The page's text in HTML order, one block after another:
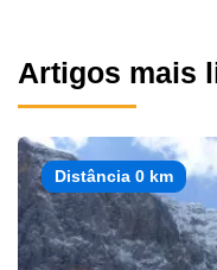
Artigos mais
Distância 0 km